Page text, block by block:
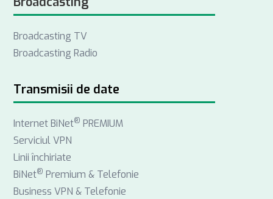
e
b
o
k
k
e
d
n
t
a
g
a
m
Broadcasting TV
Broadcasting Radio
Transmisii de date
Internet BiNet® PREMIUM
Serviciul VPN
Linii închiriate
BiNet® Premium & Telefonie
Business VPN & Telefonie